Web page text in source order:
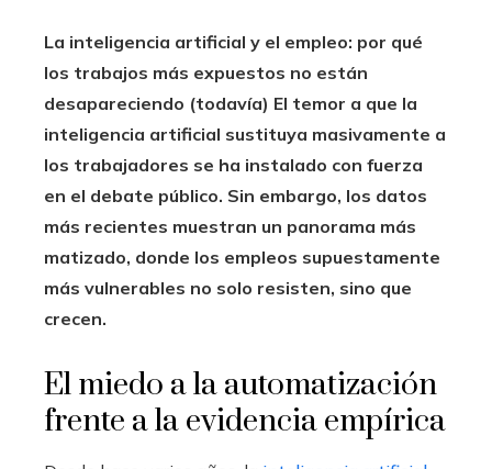
La inteligencia artificial y el empleo: por qué
los trabajos más expuestos no están
desapareciendo (todavía) El temor a que la
inteligencia artificial sustituya masivamente a
los trabajadores se ha instalado con fuerza
en el debate público. Sin embargo, los datos
más recientes muestran un panorama más
matizado, donde los empleos supuestamente
más vulnerables no solo resisten, sino que
crecen.
El miedo a la automatización
frente a la evidencia empírica